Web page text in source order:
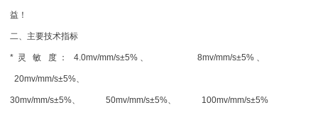
益！
二、主要技术指标
* 灵 敏 度： 4.0mv/mm/s±5%、 8mv/mm/s±5%、
20mv/mm/s±5%、
30mv/mm/s±5%、 50mv/mm/s±5%、 100mv/mm/s±5%